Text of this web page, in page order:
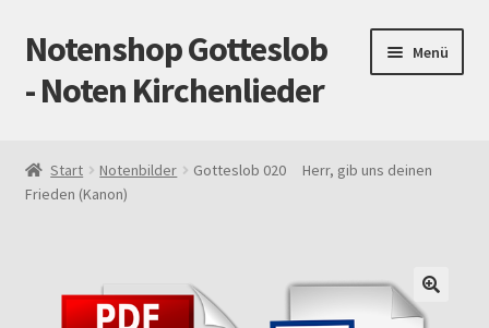
Zur
Navigation
springen
Zum
Inhalt
springen
Notenshop Gotteslob
- Noten Kirchenlieder
Menü
AGB
Cookie-Richtlinie (EU)
Start Notenbilder
Gotteslob 020 Herr, gib uns deinen
Frieden (Kanon)